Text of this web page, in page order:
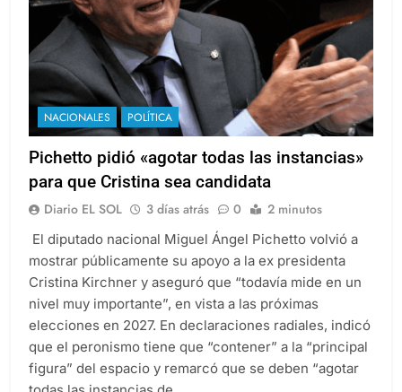
NACIONALES POLÍTICA
Pichetto pidió «agotar todas las instancias»
para que Cristina sea candidata
Diario EL SOL 3 días atrás 0 2 minutos
El diputado nacional Miguel Ángel Pichetto volvió a
mostrar públicamente su apoyo a la ex presidenta
Cristina Kirchner y aseguró que “todavía mide en un
nivel muy importante”, en vista a las próximas
elecciones en 2027. En declaraciones radiales, indicó
que el peronismo tiene que “contener” a la “principal
figura” del espacio y remarcó que se deben “agotar